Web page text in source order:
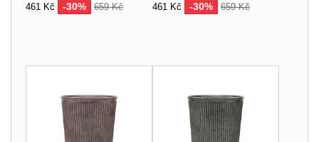
461 Kč -30% 659 Kč 461 Kč -30% 659 Kč